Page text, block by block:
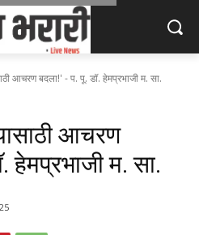
आचरण बदला!' - प. पू. डॉ. हेमप्रभाजी म. सा.
आचरण
हेमप्रभाजी म. सा.